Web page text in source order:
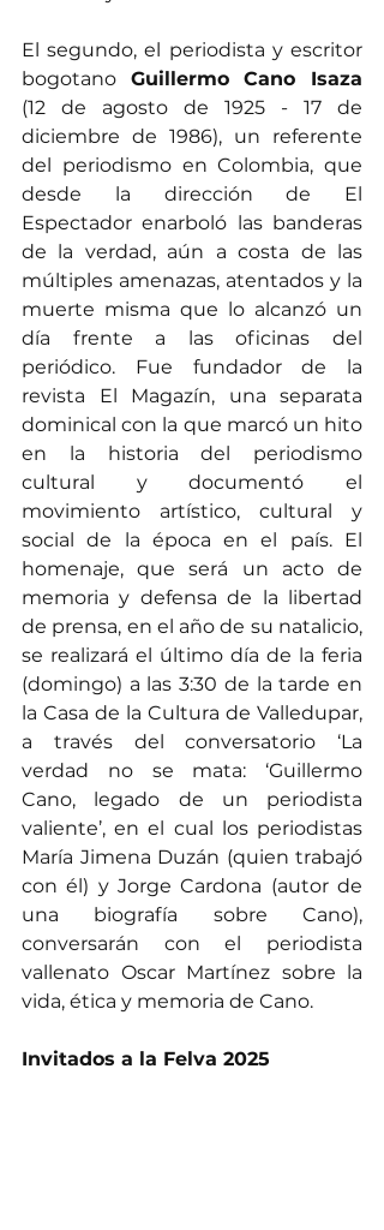
El segundo, el periodista y escritor
bogotano Guillermo Cano Isaza
(12 de agosto de 1925​ - 17 de
diciembre de 1986), un referente
del periodismo en Colombia, que
desde la dirección de El
Espectador enarboló las banderas
de la verdad, aún a costa de las
múltiples amenazas, atentados y la
muerte misma que lo alcanzó un
día frente a las oficinas del
periódico. Fue fundador de la
revista El Magazín, una separata
dominical con la que marcó un hito
en la historia del periodismo
cultural y documentó el
movimiento artístico, cultural y
social de la época en el país. El
homenaje, que será un acto de
memoria y defensa de la libertad
de prensa, en el año de su natalicio,
se realizará el último día de la feria
(domingo) a las 3:30 de la tarde en
la Casa de la Cultura de Valledupar,
a través del conversatorio ‘La
verdad no se mata: ‘Guillermo
Cano, legado de un periodista
valiente’, en el cual los periodistas
María Jimena Duzán (quien trabajó
con él) y Jorge Cardona (autor de
una biografía sobre Cano),
conversarán con el periodista
vallenato Oscar Martínez sobre la
vida, ética y memoria de Cano.
Invitados a la Felva 2025